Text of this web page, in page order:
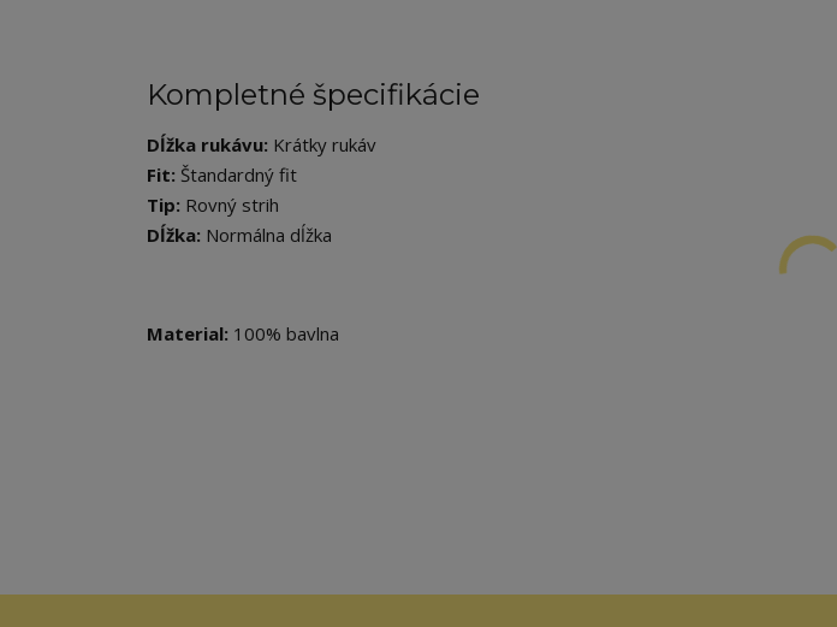
Kompletné špecifikácie
Dĺžka rukávu: Krátky rukáv
Fit: Štandardný fit
Tip: Rovný strih
Dĺžka: Normálna dĺžka
Material: 100% bavlna